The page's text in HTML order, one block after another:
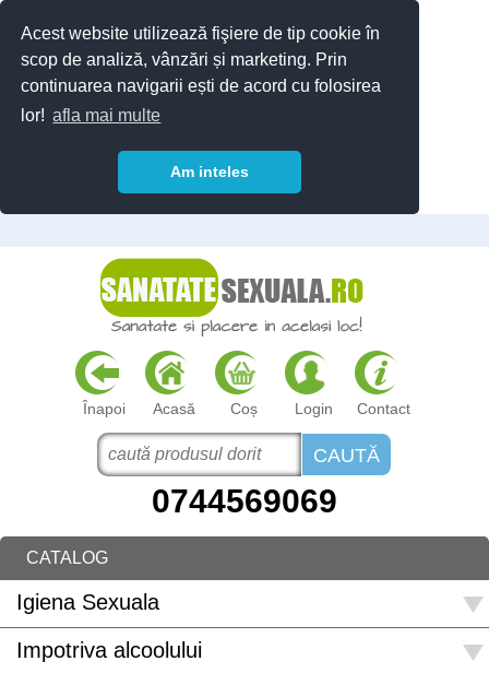
Acest website utilizează fişiere de tip cookie în
scop de analiză, vânzări și marketing. Prin
continuarea navigarii ești de acord cu folosirea
lor! afla mai multe
Am inteles
Înapoi Acasă Coș Login Contact
0744569069
CATALOG
Igiena Sexuala
Impotriva alcoolului